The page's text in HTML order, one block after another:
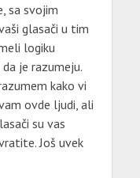
sa svojim
glasači u tim
logiku
je razumeju.
kako vi
ovde ljudi, ali
su vas
Još uvek